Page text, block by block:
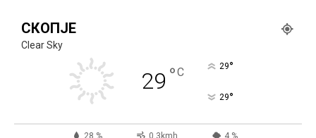
СКОПЈЕ
Clear Sky
29 °C 29°
29°